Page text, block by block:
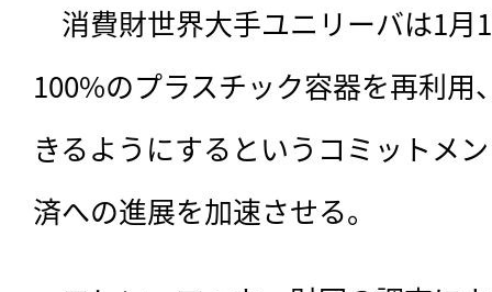
消費財世界大手ユニリーバは1月
100%のプラスチック容器を再利用
きるようにするというコミットメ
済への進展を加速させる。